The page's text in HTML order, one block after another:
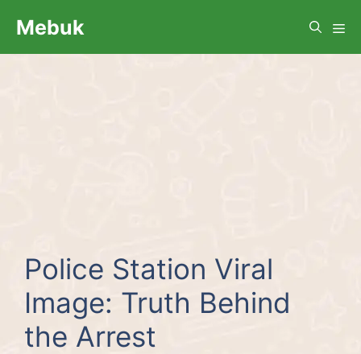
Mebuk
Police Station Viral
Image: Truth Behind
the Arrest